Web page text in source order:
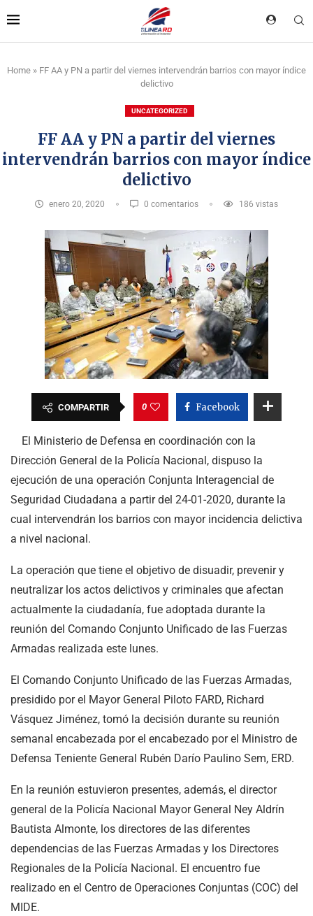
Home » FF AA y PN a partir del viernes intervendrán barrios con mayor índice
delictivo
UNCATEGORIZED
FF AA y PN a partir del viernes
intervendrán barrios con mayor índice
delictivo
enero 20, 2020 0 comentarios 186 vistas
COMPARTIR 0 Facebook
El Ministerio de Defensa en coordinación con la
Dirección General de la Policía Nacional, dispuso la
ejecución de una operación Conjunta Interagencial de
Seguridad Ciudadana a partir del 24-01-2020, durante la
cual intervendrán los barrios con mayor incidencia delictiva
a nivel nacional.
La operación que tiene el objetivo de disuadir, prevenir y
neutralizar los actos delictivos y criminales que afectan
actualmente la ciudadanía, fue adoptada durante la
reunión del Comando Conjunto Unificado de las Fuerzas
Armadas realizada este lunes.
El Comando Conjunto Unificado de las Fuerzas Armadas,
presidido por el Mayor General Piloto FARD, Richard
Vásquez Jiménez, tomó la decisión durante su reunión
semanal encabezada por el encabezado por el Ministro de
Defensa Teniente General Rubén Darío Paulino Sem, ERD.
En la reunión estuvieron presentes, además, el director
general de la Policía Nacional Mayor General Ney Aldrín
Bautista Almonte, los directores de las diferentes
dependencias de las Fuerzas Armadas y los Directores
Regionales de la Policía Nacional. El encuentro fue
realizado en el Centro de Operaciones Conjuntas (COC) del
MIDE.